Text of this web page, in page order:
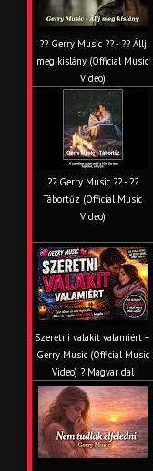
?? Gerry Music ?? - ?? Állj
meg kislány (Official Music
Video)
?? Gerry Music ?? - ??
Tábortűz (Official Music
Video)
Szeretni valakit valamiért –
Gerry Music (Official Music
Video) ? Magyar dal